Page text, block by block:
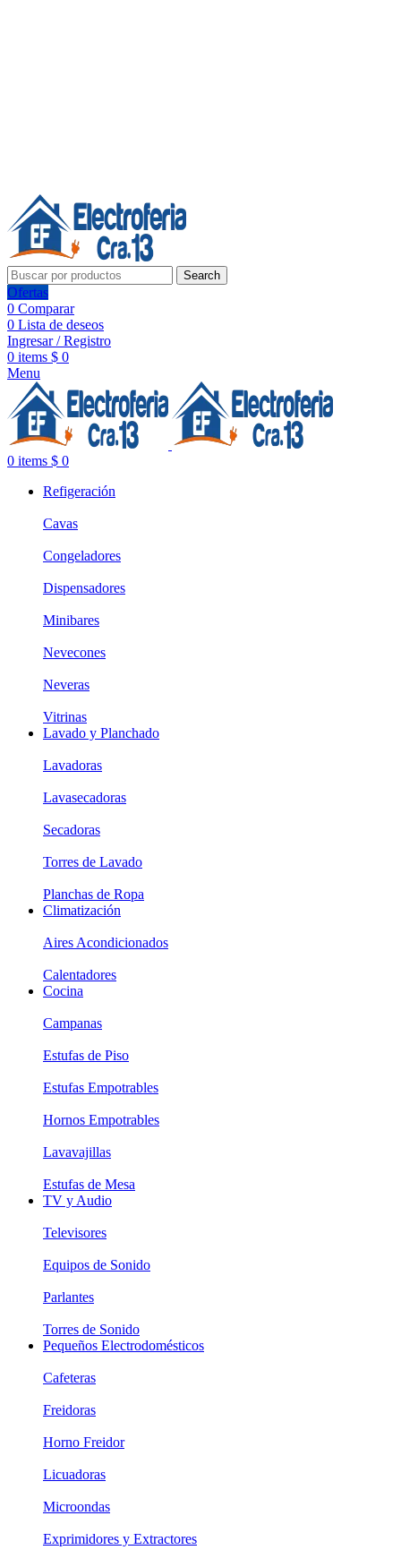
Search
Ofertas
0 Comparar
0 Lista de deseos
Ingresar / Registro
0 items $ 0
Menu
0 items $ 0
Refigeración
Cavas
Congeladores
Dispensadores
Minibares
Nevecones
Neveras
Vitrinas
Lavado y Planchado
Lavadoras
Lavasecadoras
Secadoras
Torres de Lavado
Planchas de Ropa
Climatización
Aires Acondicionados
Calentadores
Cocina
Campanas
Estufas de Piso
Estufas Empotrables
Hornos Empotrables
Lavavajillas
Estufas de Mesa
TV y Audio
Televisores
Equipos de Sonido
Parlantes
Torres de Sonido
Pequeños Electrodomésticos
Cafeteras
Freidoras
Horno Freidor
Licuadoras
Microondas
Exprimidores y Extractores